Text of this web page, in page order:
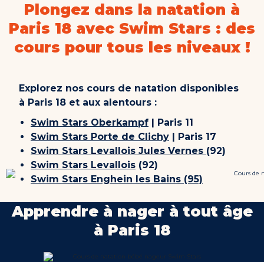
Plongez dans la natation à
Paris 18 avec Swim Stars : des
cours pour tous les niveaux !
Explorez nos cours de natation disponibles
à Paris 18 et aux alentours :
Swim Stars Oberkampf | Paris 11
Swim Stars Porte de Clichy | Paris 17
Swim Stars Levallois Jules Vernes (92)
Swim Stars Levallois (92)
Swim Stars Enghein les Bains (95)
Apprendre à nager à tout âge
à Paris 18